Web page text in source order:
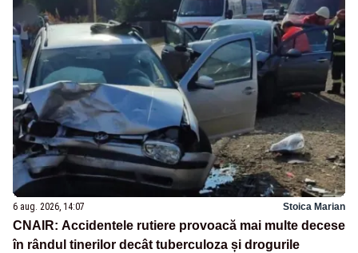
6 aug. 2026, 14:07 Stoica Marian
CNAIR: Accidentele rutiere provoacă mai multe decese
în rândul tinerilor decât tuberculoza și drogurile